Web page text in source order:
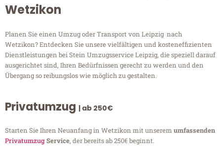
Wetzikon
Planen Sie einen Umzug oder Transport von Leipzig nach
Wetzikon? Entdecken Sie unsere vielfältigen und kosteneffizienten
Dienstleistungen bei Stein Umzugsservice Leipzig, die speziell darauf
ausgerichtet sind, Ihren Bedürfnissen gerecht zu werden und den
Übergang so reibungslos wie möglich zu gestalten.
Privatumzug | ab 250€
Starten Sie Ihren Neuanfang in Wetzikon mit unserem umfassenden
PrivatumzugService, der bereits ab 250€ beginnt.